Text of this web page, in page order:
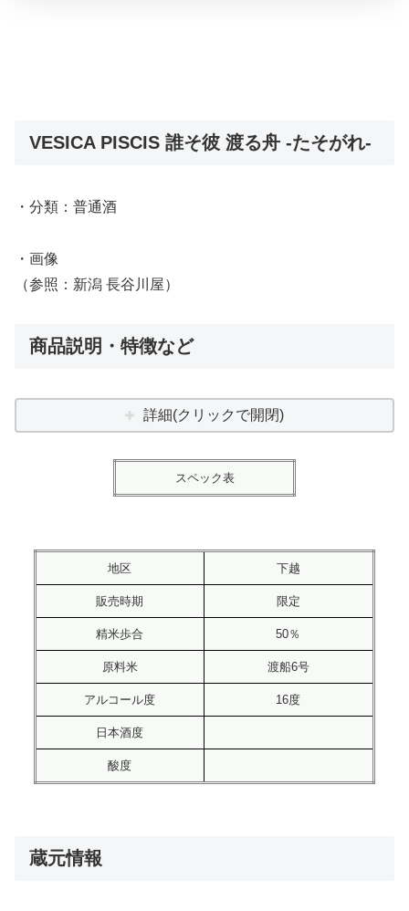
VESICA PISCIS 誰そ彼 渡る舟 -たそがれ-
・分類：普通酒
・画像
（参照：新潟 長谷川屋）
商品説明・特徴など
詳細(クリックで開閉)
スペック表
地区 下越
販売時期 限定
精米歩合 50％
原料米 渡船6号
アルコール度 16度
日本酒度
酸度
蔵元情報